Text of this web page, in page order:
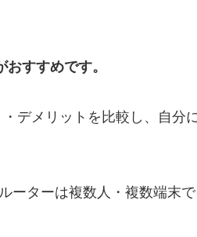
すすめです。
デメリットを比較し、自分
ーターは複数人・複数端末